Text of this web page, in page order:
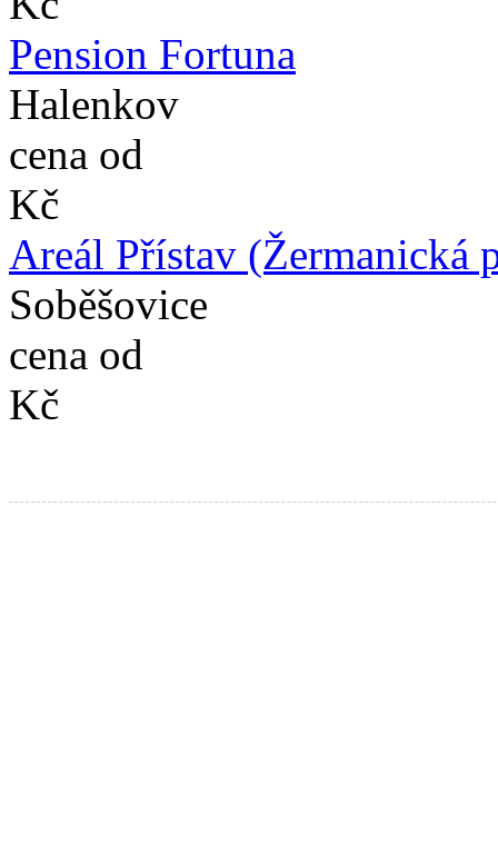
Pension Fortuna
Halenkov
cena od
Kč
Areál Přístav (Žermanická
Soběšovice
cena od
Kč